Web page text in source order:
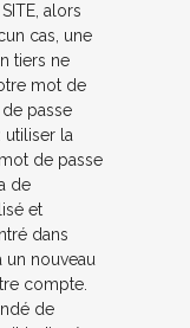
alors
cas, une
tiers ne
mot de
passe
la
de passe
de
et
dans
un nouveau
compte.
de